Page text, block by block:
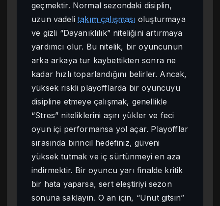
geçmektir. Normal sezondaki disiplin,
uzun vadelitakım çalışmasıoluşturmaya
ve gizli “Dayanıklılık” niteliğini artırmaya
yardımcı olur. Bu nitelik, bir oyuncunun
arka arkaya tur kaybettikten sonra ne
kadar hızlı toparlandığını belirler. Ancak,
yüksek riskli playofflarda bir oyuncuyu
disipline etmeye çalışmak, genellikle
“Stres” niteliklerini aşırı yükler ve feci
oyun içi performansa yol açar. Playofflar
sırasında birincil hedefiniz, güveni
yüksek tutmak ve iç sürtünmeyi en aza
indirmektir. Bir oyuncu yarı finalde kritik
bir hata yaparsa, sert eleştiriyi sezon
sonuna saklayın. O an için, “Unut gitsin”